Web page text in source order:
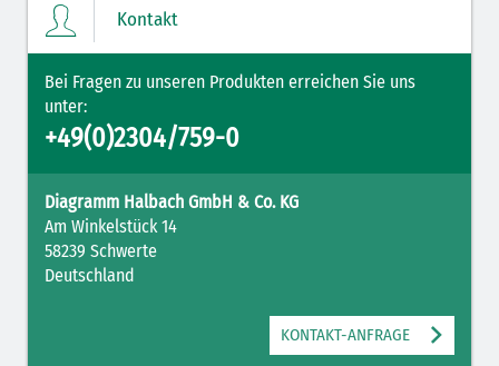
Kontakt
Bei Fragen zu unseren Produkten erreichen Sie uns
unter:
+49(0)2304/759-0
Diagramm Halbach GmbH & Co. KG
Am Winkelstück 14
58239 Schwerte
Deutschland
KONTAKT-ANFRAGE